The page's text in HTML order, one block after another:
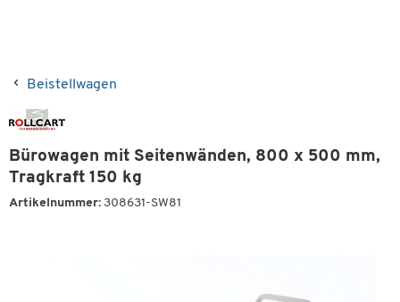
Beistellwagen
Bürowagen mit Seitenwänden, 800 x 500 mm,
Tragkraft 150 kg
Artikelnummer: 308631-SW81